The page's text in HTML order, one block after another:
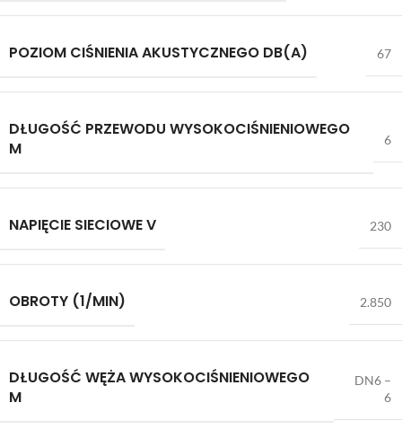
POZIOM CIŚNIENIA AKUSTYCZNEGO DB(A) 67
DŁUGOŚĆ PRZEWODU WYSOKOCIŚNIENIOWEGO
M
6
NAPIĘCIE SIECIOWE V 230
OBROTY (1/MIN) 2.850
DŁUGOŚĆ WĘŻA WYSOKOCIŚNIENIOWEGO
M
DN6 –
6